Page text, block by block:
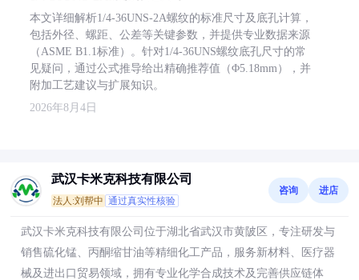
本文详细解析1/4-36UNS-2A螺纹的标准尺寸及底孔计算，
包括外径、螺距、公差等关键参数，并提供专业数据来源
（ASME B1.1标准）。针对1/4-36UNS螺纹底孔尺寸的常
见疑问，通过公式推导给出精确推荐值（Φ5.18mm），并
附加工艺建议与扩展知识。
2026年8月4日
武汉卡米克科技有限公司
法人:刘帮中 通过真实性核验
咨询 进店
武汉卡米克科技有限公司位于湖北省武汉市黄陂区，专注研发与
销售硫化锰、丙酮缩甘油等精细化工产品，服务新材料、医疗器
械及进出口贸易领域，拥有专业化学合成技术及完善供应链体